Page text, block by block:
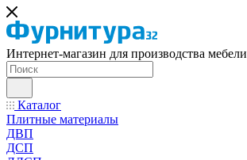
Интернет-магазин для производства мебели
Каталог
Плитные материалы
ДВП
ДСП